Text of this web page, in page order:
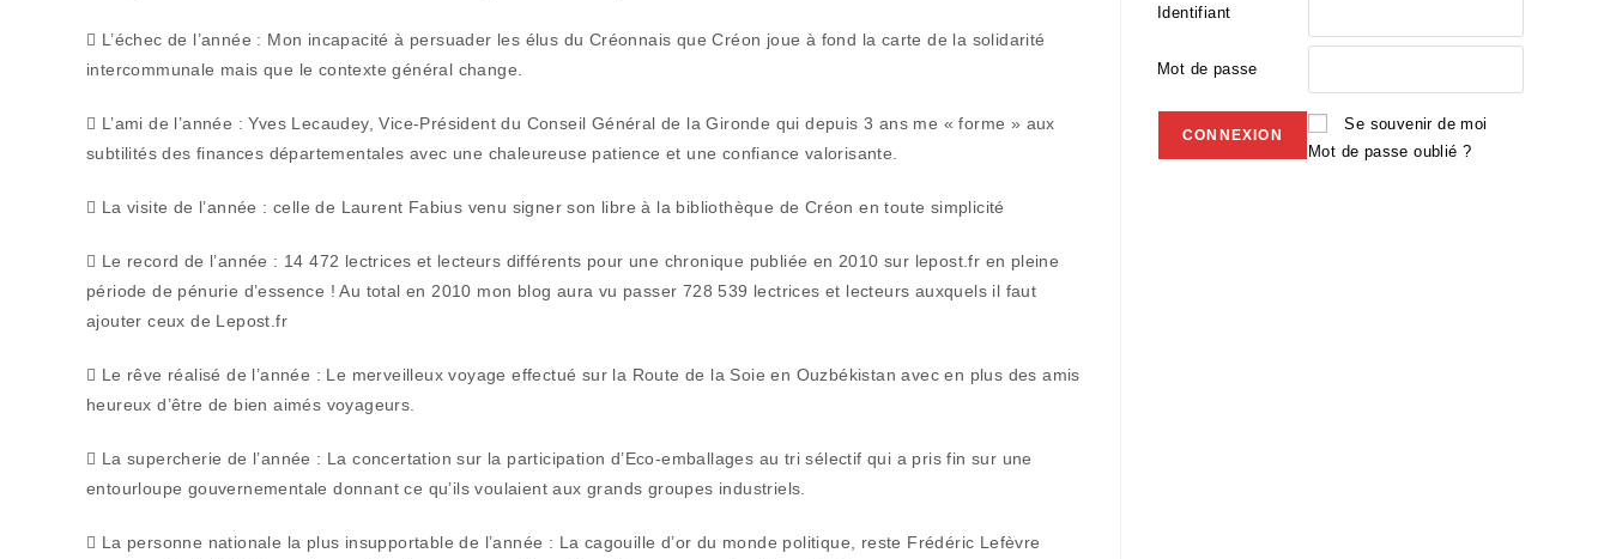
 L’échec de l’année : Mon incapacité à persuader les élus du Créonnais que Créon joue à fond la carte de la solidarité
intercommunale mais que le contexte général change.
 L’ami de l’année : Yves Lecaudey, Vice-Président du Conseil Général de la Gironde qui depuis 3 ans me « forme » aux
subtilités des finances départementales avec une chaleureuse patience et une confiance valorisante.
 La visite de l’année : celle de Laurent Fabius venu signer son libre à la bibliothèque de Créon en toute simplicité
 Le record de l’année : 14 472 lectrices et lecteurs différents pour une chronique publiée en 2010 sur lepost.fr en pleine
période de pénurie d’essence ! Au total en 2010 mon blog aura vu passer 728 539 lectrices et lecteurs auxquels il faut
ajouter ceux de Lepost.fr
 Le rêve réalisé de l’année : Le merveilleux voyage effectué sur la Route de la Soie en Ouzbékistan avec en plus des amis
heureux d’être de bien aimés voyageurs.
 La supercherie de l’année : La concertation sur la participation d’Eco-emballages au tri sélectif qui a pris fin sur une
entourloupe gouvernementale donnant ce qu’ils voulaient aux grands groupes industriels.
 La personne nationale la plus insupportable de l’année : La cagouille d’or du monde politique, reste Frédéric Lefèvre
Identifiant
Mot de passe
Se souvenir de moi
Mot de passe oublié ?